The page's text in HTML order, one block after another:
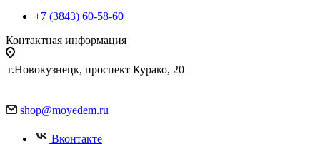
+7 (3843) 60-58-60
Контактная информация
г.Новокузнецк, проспект Курако, 20
shop@moyedem.ru
Вконтакте